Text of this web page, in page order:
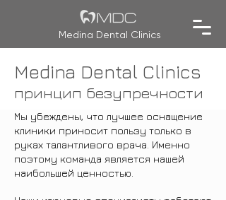
Medina Dental Clinics
Medina Dental Clinics
принцип безупречности
Мы убеждены, что лучшее оснащение
клиники приносит пользу только в
руках талантливого врача. Именно
поэтому команда является нашей
наибольшей ценностью.